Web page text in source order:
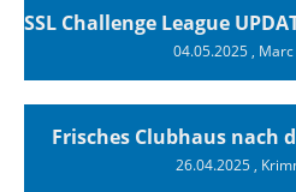
04.05.2025,
Frisches Clubhaus nach
26.04.2025,